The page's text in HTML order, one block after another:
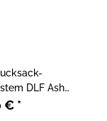
DLF Ash
€ *